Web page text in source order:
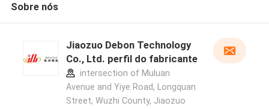
Sobre nós
Jiaozuo Debon Technology
Co., Ltd. perfil do fabricante
intersection of Muluan
Avenue and Yiye Road, Longquan
Street, Wuzhi County, Jiaozuo